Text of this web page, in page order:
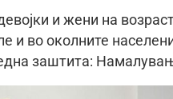
и жени на
и во околните
заштита: